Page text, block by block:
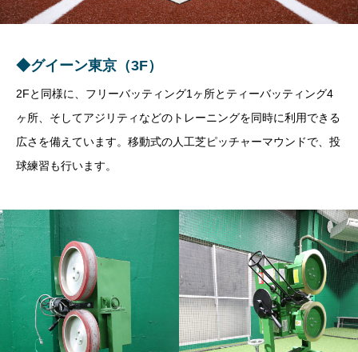
◆グイーン東京（3F）
2Fと同様に、フリーバッティング1ヶ所とティーバッティング4
ヶ所、そしてアジリティなどのトレーニングを同時に利用できる
広さを備えています。移動式の人工芝ピッチャーマウンドで、投
球練習も行います。